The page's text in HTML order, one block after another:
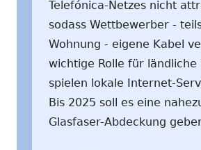
Telefónica-Netzes nicht
sodass Wettbewerber -
Wohnung - eigene Kabel
wichtige Rolle für ländliche
spielen lokale Internet-
Bis 2025 soll es eine
Glasfaser-Abdeckung